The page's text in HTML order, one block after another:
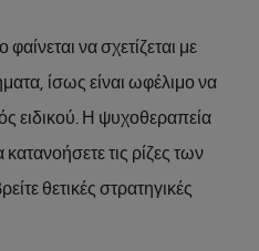
να σχετίζεται με
ίσως είναι ωφέλιμο να
ειδικού. Η ψυχοθεραπεία
τις ρίζες των
θετικές στρατηγικές